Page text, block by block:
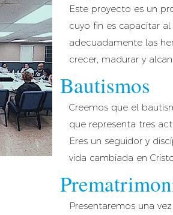
Este proyecto es un
cuyo fin es capacitar
adecuadamente las
crecer, madurar y
Bautismos
Creemos que el
que representa tres
Eres un seguidor y
vida cambiada en
Presentaremos una